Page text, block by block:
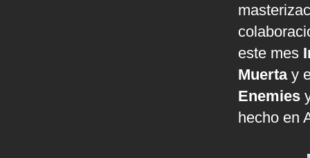
este mes
Muertay
Enemies
hecho en